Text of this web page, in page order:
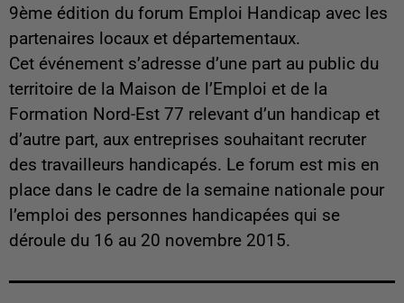
9ème édition du forum Emploi Handicap avec les
partenaires locaux et départementaux.
Cet événement s’adresse d’une part au public du
territoire de la Maison de l’Emploi et de la
Formation Nord-Est 77 relevant d’un handicap et
d’autre part, aux entreprises souhaitant recruter
des travailleurs handicapés. Le forum est mis en
place dans le cadre de la semaine nationale pour
l’emploi des personnes handicapées qui se
déroule du 16 au 20 novembre 2015.